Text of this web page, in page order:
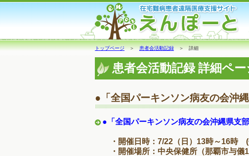
トップページ＞患者会活動記録＞ 詳細
患者会活動記録 詳細ペー
●「全国パーキンソン病友の会沖
●「全国パーキンソン病友の会沖縄県支
・開催日時：7/22（日）13時～16時
・開催場所：中央保健所（那覇市与儀